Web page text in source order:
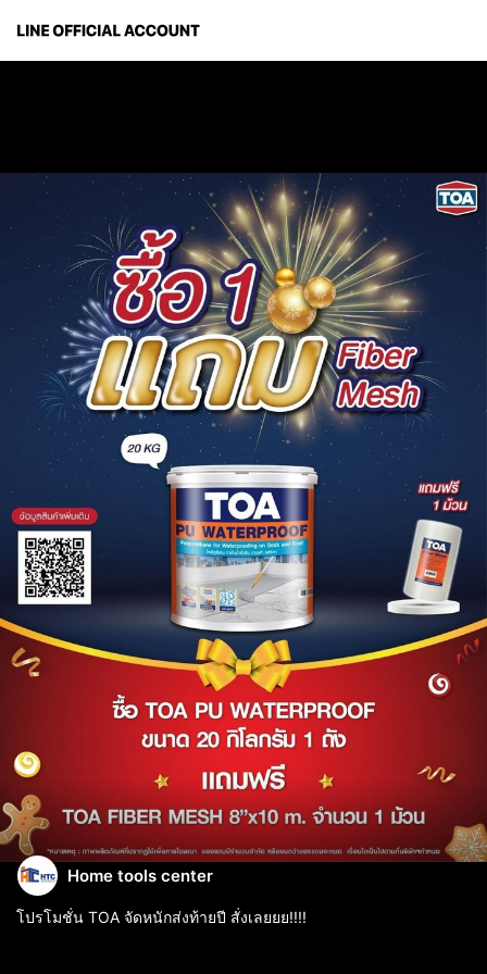
Home tools center
โปรโมชั่น TOA จัดหนักส่งท้ายปี สั่งเลยยย!!!!